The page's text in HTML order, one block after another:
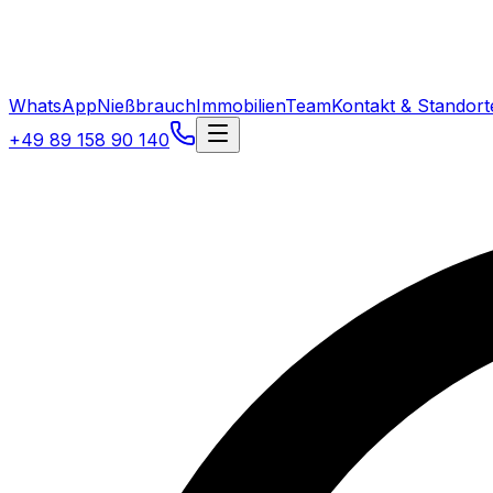
WhatsAppNießbrauchImmobilienTeamKontakt &
+49 89 158 90 140